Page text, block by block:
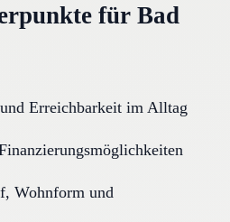
für Bad
Erreichbarkeit im Alltag
Wohnform und